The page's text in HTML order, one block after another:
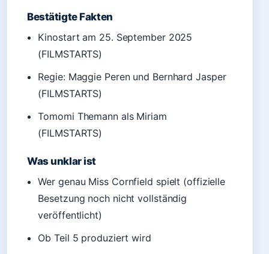
Bestätigte Fakten
Kinostart am 25. September 2025
(FILMSTARTS)
Regie: Maggie Peren und Bernhard Jasper
(FILMSTARTS)
Tomomi Themann als Miriam
(FILMSTARTS)
Was unklar ist
Wer genau Miss Cornfield spielt (offizielle
Besetzung noch nicht vollständig
veröffentlicht)
Ob Teil 5 produziert wird